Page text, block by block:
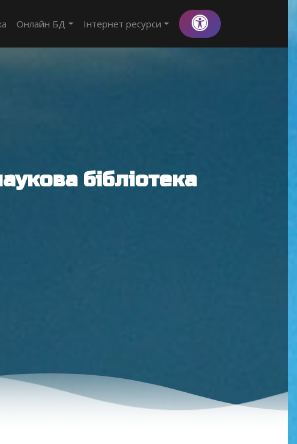
Онлайн БД Інтернет ресурси
бібліотека